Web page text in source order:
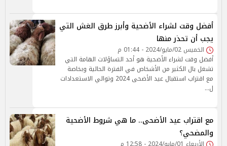
أفضل وقت لشراء الأضحية وأبرز طرق الغش التي
يجب أن تحذر منها
الخميس 02/مايو/2024 - 01:44 م
أفضل وقت لشراء الأضحية هو أحد التساؤلات الهامة التي
تشغل بال الكثير من الأشخاص في الفترة الحالية وبخاصة
مع اقتراب استقبال عيد الأضحى 2024 وتوالي الاستعدادات
ل…
مع اقتراب عيد الأضحى.. ما هي شروط الأضحية
والمضحي؟